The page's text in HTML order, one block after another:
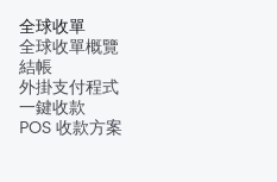
全球收單
全球收單概覽
結帳
外掛支付程式
一鍵收款
POS 收款方案